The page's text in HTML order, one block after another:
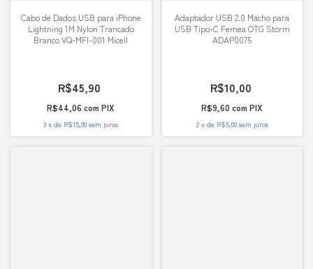
Cabo de Dados USB para iPhone
Lightning 1M Nylon Trancado
Branco VQ-MFI-001 Micell
R$45,90
R$44,06com PIX
3 xde R$15,30 sem juros
Adaptador USB 2.0 Macho para
USB Tipo-C Femea OTG Storm
ADAP0075
R$10,00
R$9,60com PIX
2 x de R$5,00 sem juros